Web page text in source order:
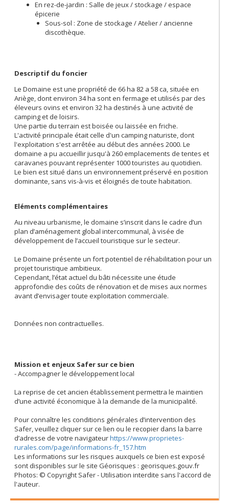
En rez-de-jardin : Salle de jeux / stockage / espace
épicerie
Sous-sol : Zone de stockage / Atelier / ancienne
discothèque.
Descriptif du foncier
Le Domaine est une propriété de 66 ha 82 a 58 ca, située en
Ariège, dont environ 34 ha sont en fermage et utilisés par des
éleveurs ovins et environ 32 ha destinés à une activité de
camping et de loisirs.
Une partie du terrain est boisée ou laissée en friche.
L'activité principale était celle d'un camping naturiste, dont
l'exploitation s'est arrêtée au début des années 2000. Le
domaine a pu accueillir jusqu'à 260 emplacements de tentes et
caravanes pouvant représenter 1000 touristes au quotidien.
Le bien est situé dans un environnement préservé en position
dominante, sans vis-à-vis et éloignés de toute habitation.
Eléments complémentaires
Au niveau urbanisme, le domaine s’inscrit dans le cadre d’un
plan d’aménagement global intercommunal, à visée de
développement de l’accueil touristique sur le secteur.
Le Domaine présente un fort potentiel de réhabilitation pour un
projet touristique ambitieux.
Cependant, l’état actuel du bâti nécessite une étude
approfondie des coûts de rénovation et de mises aux normes
avant d’envisager toute exploitation commerciale.
Données non contractuelles.
Mission et enjeux Safer sur ce bien
- Accompagner le développement local
La reprise de cet ancien établissement permettra le maintien
d’une activité économique à la demande de la municipalité.
Pour connaître les conditions générales d’intervention des
Safer, veuillez cliquer sur ce lien ou le recopier dans la barre
d’adresse de votre navigateurhttps://www.proprietes-
rurales.com/page/informations-fr_157.htm
Les informations sur les risques auxquels ce bien est exposé
sont disponibles sur le site Géorisques : georisques.gouv.fr
Photos: © Copyright Safer - Utilisation interdite sans l'accord de
l'auteur.